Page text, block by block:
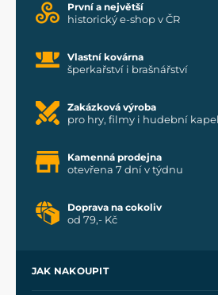
První a největší
historický e-shop v ČR
Vlastní kovárna
šperkařství i brašnářství
Zakázková výroba
pro hry, filmy i hudební
Kamenná prodejna
otevřena 7 dní v týdnu
Doprava na cokoliv
od 79,- Kč
JAK NAKOUPIT